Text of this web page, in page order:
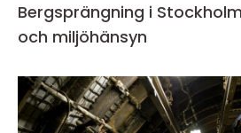
Bergsprängning i
och miljöhänsyn